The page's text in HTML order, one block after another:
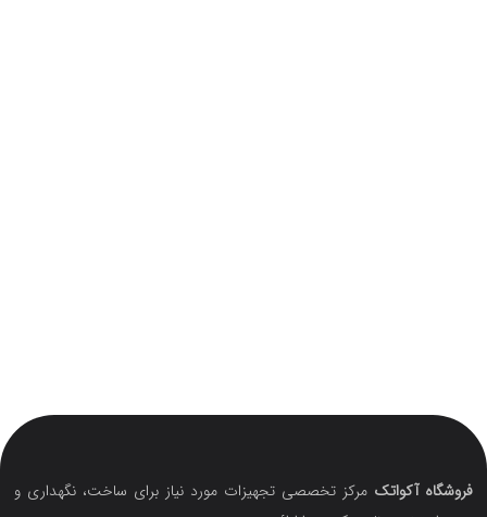
فروشگاه آکواتک مرکز تخصصی تجهیزات مورد نیاز برای ساخت، نگهداری و